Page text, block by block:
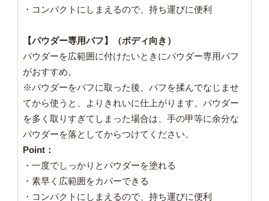
・コンパクトにしまえるので、持ち運びに便利
【パウダー専用パフ】（ボディ向き）
パウダーを広範囲に付けたいときにパウダー専用パフ
がおすすめ。
※パウダーをパフに取った後、パフを揉んでなじませ
てから使うと、よりきれいに仕上がります。パウダー
を多く取りすぎてしまった場合は、手の甲等に余分な
パウダーを落としてからつけてください。
Point：
・一度でしっかりとパウダーを塗れる
・素早く広範囲をカバーできる
・コンパクトにしまえるので、持ち運びに便利